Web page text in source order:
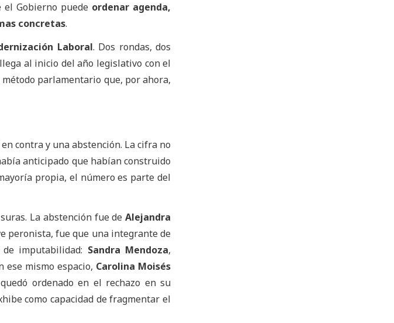
el Gobierno puede ordenar agenda,
concretas.
Laboral. Dos rondas, dos
al inicio del año legislativo con el
parlamentario que, por ahora,
contra y una abstención. La cifra no
anticipado que habían construido
propia, el número es parte del
La abstención fue deAlejandra
peronista, fue que una integrante de
imputabilidad: Sandra Mendoza,
ese mismo espacio, Carolina Moisés
ordenado en el rechazo en su
como capacidad de fragmentar el